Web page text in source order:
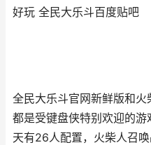
好玩 全民大乐斗百度贴吧
全民大乐斗官网新鲜版和
都是受键盘侠特别欢迎的
天有26人配置，火柴人召